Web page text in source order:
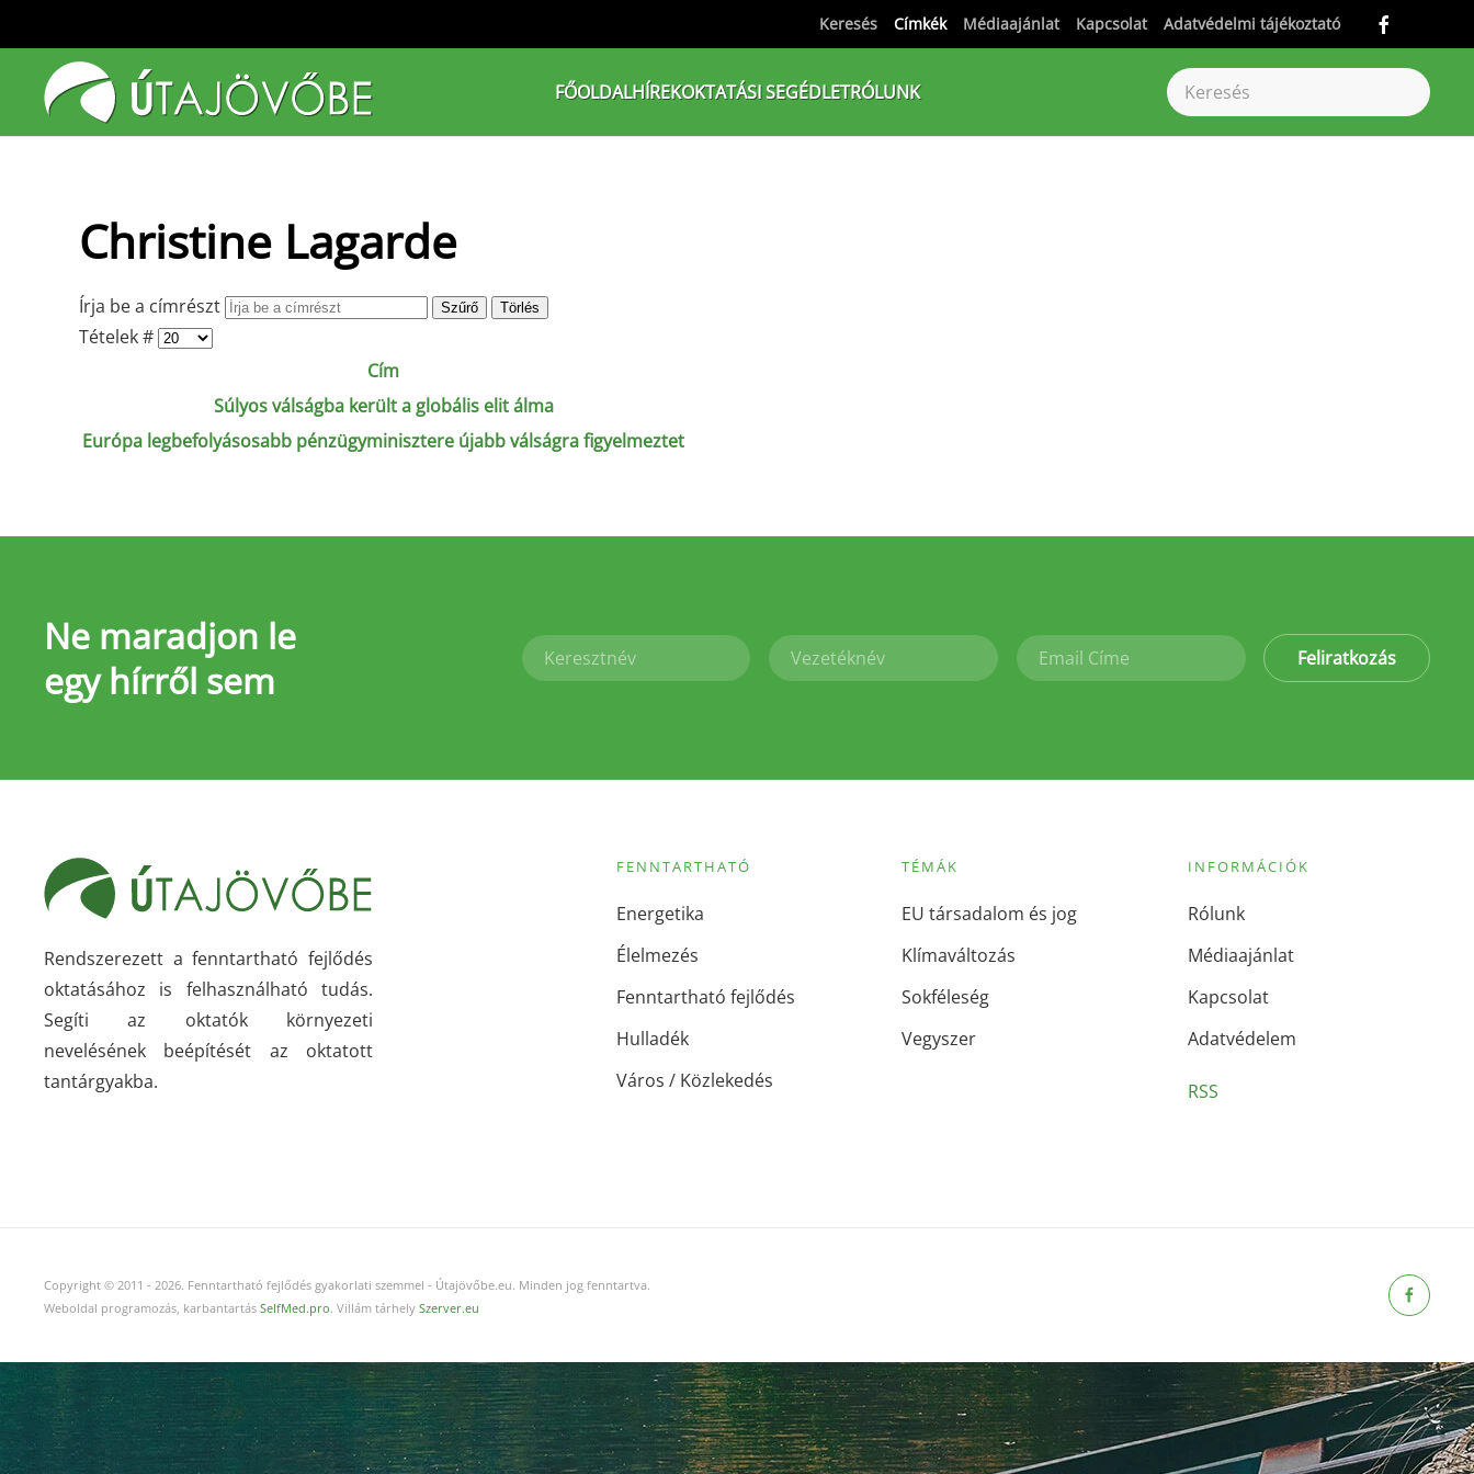
Fő tartalom átugrása
Keresés Címkék Médiaajánlat Kapcsolat Adatvédelmi tájékoztató
FŐOLDALHÍREKOKTATÁSI SEGÉDLETRÓLUNK
Christine Lagarde
Írja be a címrészt Szűrő Törlés
Tételek #
Cím
Súlyos válságba került a globális elit álma
Európa legbefolyásosabb pénzügyminisztere újabb válságra figyelmeztet
Ne maradjon le
egy hírről sem
Feliratkozás
Rendszerezett a fenntartható fejlődés
oktatásához is felhasználható tudás.
Segíti az oktatók környezeti
nevelésének beépítését az oktatott
tantárgyakba.
FENNTARTHATÓ
Energetika
Élelmezés
Fenntartható fejlődés
Hulladék
Város / Közlekedés
TÉMÁK
EU társadalom és jog
Klímaváltozás
Sokféleség
Vegyszer
INFORMÁCIÓK
Rólunk
Médiaajánlat
Kapcsolat
Adatvédelem
RSS
Copyright © 2011 - 2026. Fenntartható fejlődés gyakorlati szemmel - Útajövőbe.eu. Minden jog fenntartva.
Weboldal programozás, karbantartás SelfMed.pro. Villám tárhely Szerver.eu